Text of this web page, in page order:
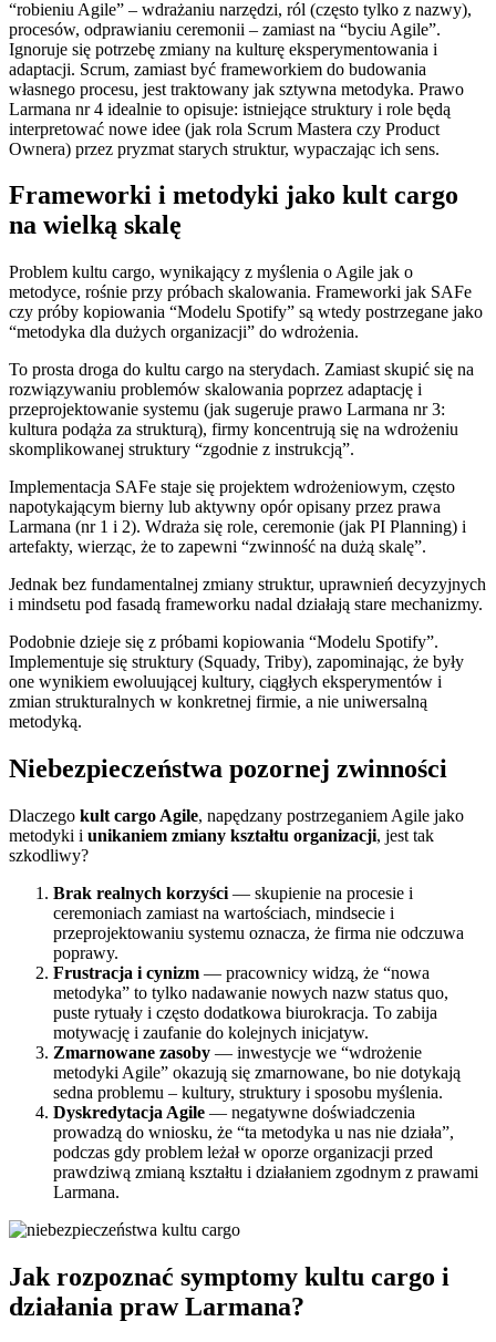
“robieniu Agile” – wdrażaniu narzędzi, ról (często tylko z nazwy),
procesów, odprawianiu ceremonii – zamiast na “byciu Agile”.
Ignoruje się potrzebę zmiany na kulturę eksperymentowania i
adaptacji. Scrum, zamiast być frameworkiem do budowania
własnego procesu, jest traktowany jak sztywna metodyka. Prawo
Larmana nr 4 idealnie to opisuje: istniejące struktury i role będą
interpretować nowe idee (jak rola Scrum Mastera czy Product
Ownera) przez pryzmat starych struktur, wypaczając ich sens.
Frameworki i metodyki jako kult cargo
na wielką skalę
Problem kultu cargo, wynikający z myślenia o Agile jak o
metodyce, rośnie przy próbach skalowania. Frameworki jak SAFe
czy próby kopiowania “Modelu Spotify” są wtedy postrzegane jako
“metodyka dla dużych organizacji” do wdrożenia.
To prosta droga do kultu cargo na sterydach. Zamiast skupić się na
rozwiązywaniu problemów skalowania poprzez adaptację i
przeprojektowanie systemu (jak sugeruje prawo Larmana nr 3:
kultura podąża za strukturą), firmy koncentrują się na wdrożeniu
skomplikowanej struktury “zgodnie z instrukcją”.
Implementacja SAFe staje się projektem wdrożeniowym, często
napotykającym bierny lub aktywny opór opisany przez prawa
Larmana (nr 1 i 2). Wdraża się role, ceremonie (jak PI Planning) i
artefakty, wierząc, że to zapewni “zwinność na dużą skalę”.
Jednak bez fundamentalnej zmiany struktur, uprawnień decyzyjnych
i mindsetu pod fasadą frameworku nadal działają stare mechanizmy.
Podobnie dzieje się z próbami kopiowania “Modelu Spotify”.
Implementuje się struktury (Squady, Triby), zapominając, że były
one wynikiem ewoluującej kultury, ciągłych eksperymentów i
zmian strukturalnych w konkretnej firmie, a nie uniwersalną
metodyką.
Niebezpieczeństwa pozornej zwinności
Dlaczego kult cargo Agile, napędzany postrzeganiem Agile jako
metodyki i unikaniem zmiany kształtu organizacji, jest tak
szkodliwy?
Brak realnych korzyści — skupienie na procesie i
ceremoniach zamiast na wartościach, mindsecie i
przeprojektowaniu systemu oznacza, że firma nie odczuwa
poprawy.
Frustracja i cynizm — pracownicy widzą, że “nowa
metodyka” to tylko nadawanie nowych nazw status quo,
puste rytuały i często dodatkowa biurokracja. To zabija
motywację i zaufanie do kolejnych inicjatyw.
Zmarnowane zasoby — inwestycje we “wdrożenie
metodyki Agile” okazują się zmarnowane, bo nie dotykają
sedna problemu – kultury, struktury i sposobu myślenia.
Dyskredytacja Agile — negatywne doświadczenia
prowadzą do wniosku, że “ta metodyka u nas nie działa”,
podczas gdy problem leżał w oporze organizacji przed
prawdziwą zmianą kształtu i działaniem zgodnym z prawami
Larmana.
Jak rozpoznać symptomy kultu cargo i
działania praw Larmana?